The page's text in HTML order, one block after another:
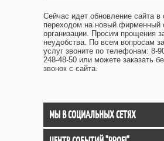
Сейчас идет обновление сайта в
переходом на новый фирменный
организации. Просим прощения
неудобства. По всем вопросам
услуг звоните по телефонам: 8-
248-48-50 или можете заказать
звонок с сайта.
МЫ В СОЦИАЛЬНЫХ СЕТЯХ